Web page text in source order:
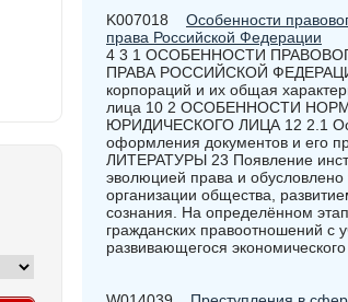
K007018 Особенности
права Российской Федерации
4 3 1 ОСОБЕННОСТИ
ПРАВА РОССИЙСКОЙ ФЕДЕРАЦИИ
корпораций и их общая
лица 10 2 ОСОБЕННОСТИ
ЮРИДИЧЕСКОГО ЛИЦА 12 2.1
оформления документов и
ЛИТЕРАТУРЫ 23 Появление
эволюцией права и
организации общества,
сознания. На определённом
гражданских правоотношений с
развивающегося